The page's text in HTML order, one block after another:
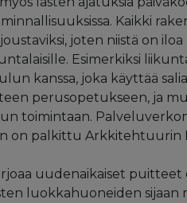
Kaikki
joten niistä on
Esimerkiksi
kanssa, joka käyttää
perusopetukseen, ja
toimintaan.
on palkittu Arkkitehtuurin
uudenaikaiset puitteet
luokkahuoneiden sijaan